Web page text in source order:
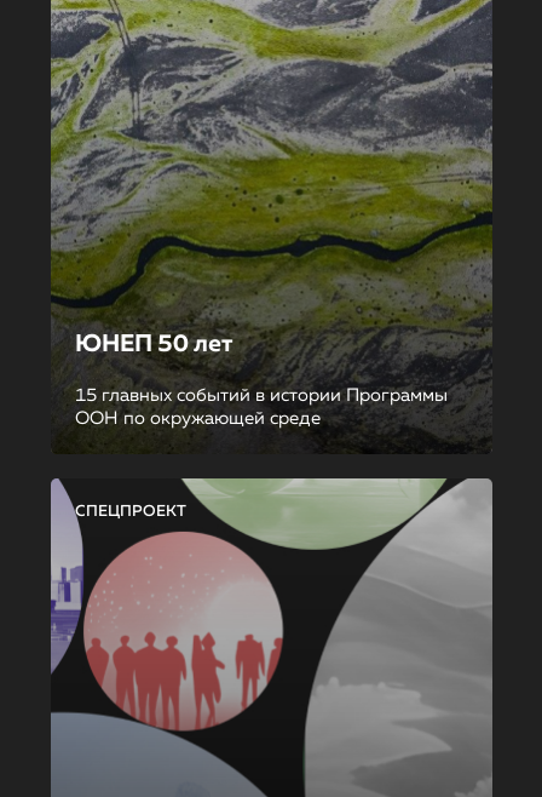
ЮНЕП 50 лет
15 главных событий в истории Программы
ООН по окружающей среде
СПЕЦПРОЕКТ